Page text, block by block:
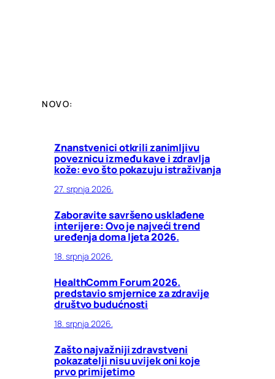
NOVO:
Znanstvenici otkrili zanimljivu
poveznicu između kave i zdravlja
kože: evo što pokazuju istraživanja
27. srpnja 2026.
Zaboravite savršeno usklađene
interijere: Ovo je najveći trend
uređenja doma ljeta 2026.
18. srpnja 2026.
HealthComm Forum 2026.
predstavio smjernice za zdravije
društvo budućnosti
18. srpnja 2026.
Zašto najvažniji zdravstveni
pokazatelji nisu uvijek oni koje
prvo primijetimo